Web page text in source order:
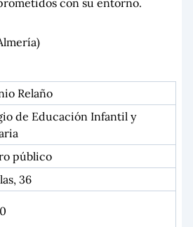
con su entorno.
Relaño
de Educación Infantil y
público
36